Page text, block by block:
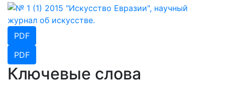
PDF
PDF
Ключевые слова